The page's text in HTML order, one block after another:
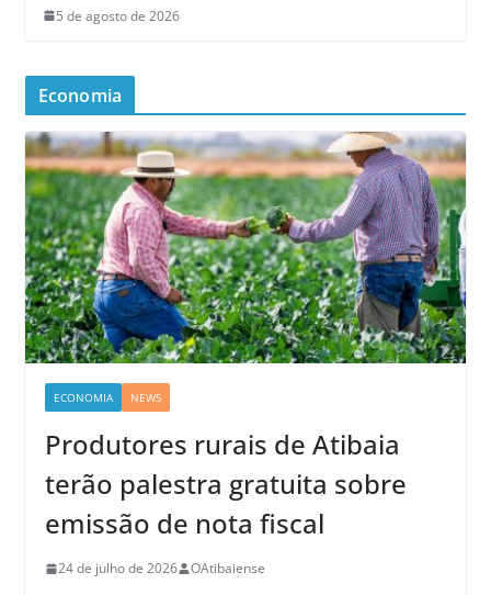
5 de agosto de 2026
Economia
ECONOMIA NEWS
Produtores rurais de Atibaia
terão palestra gratuita sobre
emissão de nota fiscal
24 de julho de 2026 OAtibaiense